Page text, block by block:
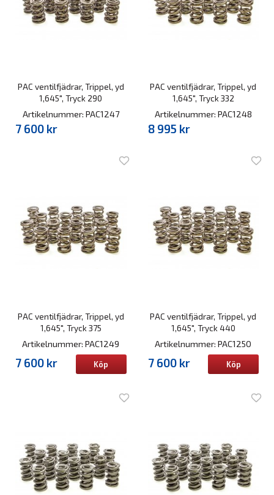
PAC ventilfjädrar, Trippel, yd
1,645", Tryck 290
Artikelnummer: PAC1247
7 600 kr
PAC ventilfjädrar, Trippel, yd
1,645", Tryck 332
Artikelnummer: PAC1248
8 995 kr
PAC ventilfjädrar, Trippel, yd
1,645", Tryck 375
Artikelnummer: PAC1249
7 600 kr Köp
PAC ventilfjädrar, Trippel, yd
1,645", Tryck 440
Artikelnummer: PAC1250
7 600 kr Köp